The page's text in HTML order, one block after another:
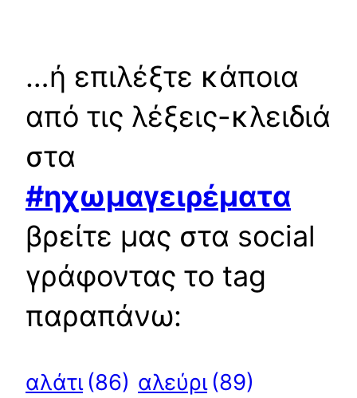
…ή επιλέξτε κάποια
από τις λέξεις-κλειδιά
στα
#ηχωμαγειρέματα
βρείτε μας στα social
γράφοντας το tag
παραπάνω:
αλάτι (86) αλεύρι (89)